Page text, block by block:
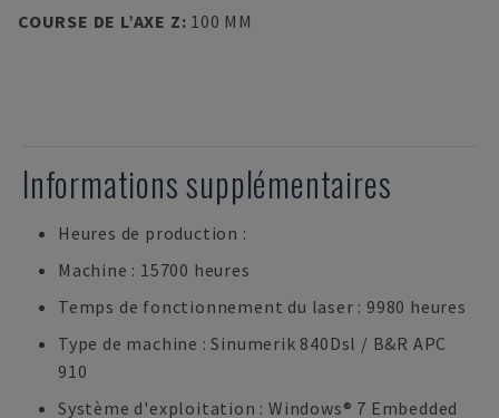
COURSE DE L’AXE Z: 100 MM
Informations supplémentaires
Heures de production :
Machine : 15700 heures
Temps de fonctionnement du laser : 9980 heures
Type de machine : Sinumerik 840Dsl / B&R APC
910
Système d'exploitation : Windows® 7 Embedded